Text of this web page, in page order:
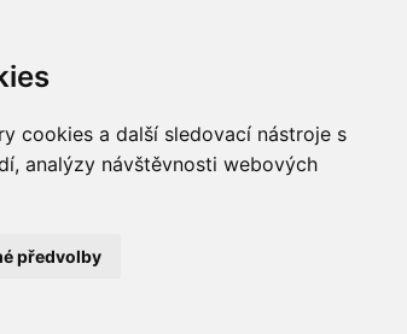
cookies a další sledovací nástroje s
analýzy návštěvnosti webových
předvolby